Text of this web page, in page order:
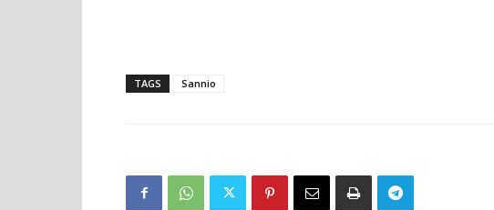
TAGS Sannio